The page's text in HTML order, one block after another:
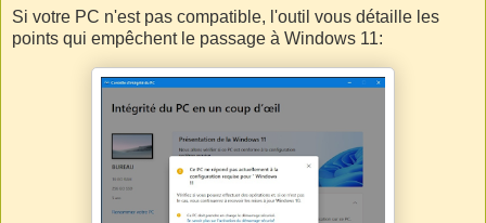
Si votre PC n'est pas compatible, l'outil vous détaille les
points qui empêchent le passage à Windows 11: